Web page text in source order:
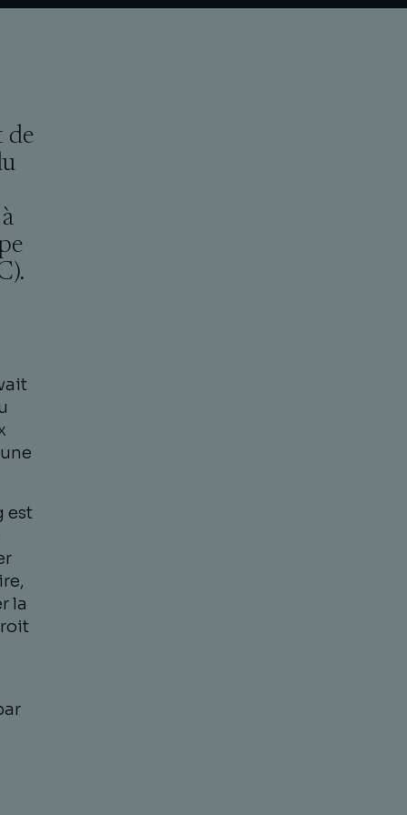
de
est
la